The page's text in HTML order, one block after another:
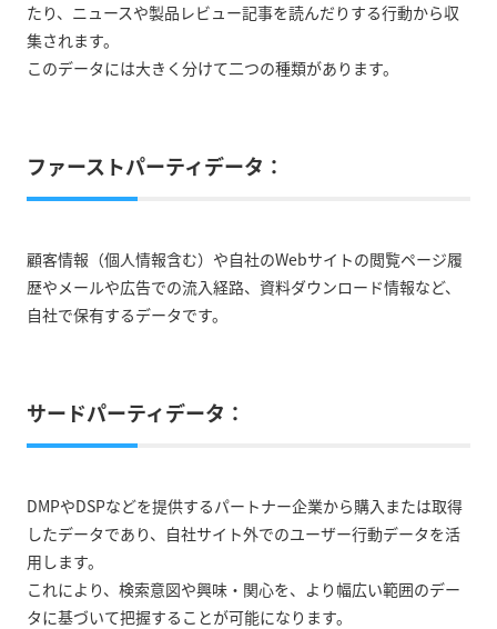
たり、ニュースや製品レビュー記事を読んだりする行動から収
集されます。
このデータには大きく分けて二つの種類があります。
ファーストパーティデータ：
顧客情報（個人情報含む）や自社のWebサイトの閲覧ページ履
歴やメールや広告での流入経路、資料ダウンロード情報など、
自社で保有するデータです。
サードパーティデータ：
DMPやDSPなどを提供するパートナー企業から購入または取得
したデータであり、自社サイト外でのユーザー行動データを活
用します。
これにより、検索意図や興味・関心を、より幅広い範囲のデー
タに基づいて把握することが可能になります。